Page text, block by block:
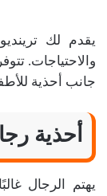
يقدم لك
والاحتياجات.
جانب أحذية
أحذية
يهتم الرجال